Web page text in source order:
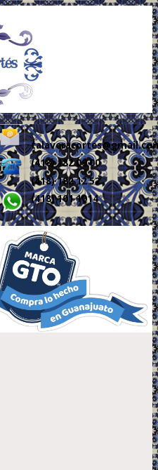
(418) 182 09 00
(418) 182 12 52
(418) 101 1014